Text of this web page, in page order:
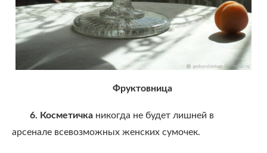
Фруктовница
6. Косметичка никогда не будет лишней в
арсенале всевозможных женских сумочек.